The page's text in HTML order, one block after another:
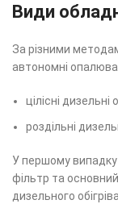
Види
За різними
автономні
цілісні дизельні
роздільні
У першому
фільтр та
дизельного